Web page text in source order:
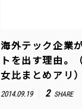
海外テック企業
トを出す理由。
女比まとめアリ）
2014.09.19 2 SHARE